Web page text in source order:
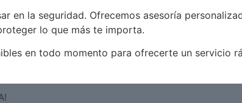
en la seguridad. Ofrecemos asesoría
lo que más te importa.
en todo momento para ofrecerte un servicio